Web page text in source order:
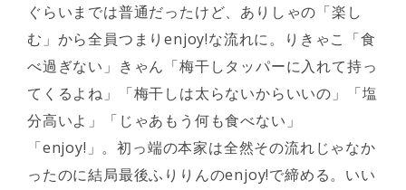
ぐらいまでは普通だったけど、ありしゃの「楽し
む」から全員つまりenjoy!な流れに。りきゃこ「食
べ過ぎない」きゃん「梅干しタッパーに入れて持っ
てくるよね」「梅干しは太らないからいいの」「塩
分高いよ」「じゃあもう何も食べない」
「enjoy!」。初っ端の本家は全然その流れじゃなか
ったのに結局最後ふりりんのenjoy!で締める。いい